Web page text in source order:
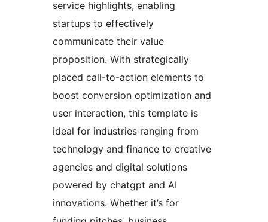
service highlights, enabling
startups to effectively
communicate their value
proposition. With strategically
placed call-to-action elements to
boost conversion optimization and
user interaction, this template is
ideal for industries ranging from
technology and finance to creative
agencies and digital solutions
powered by chatgpt and AI
innovations. Whether it’s for